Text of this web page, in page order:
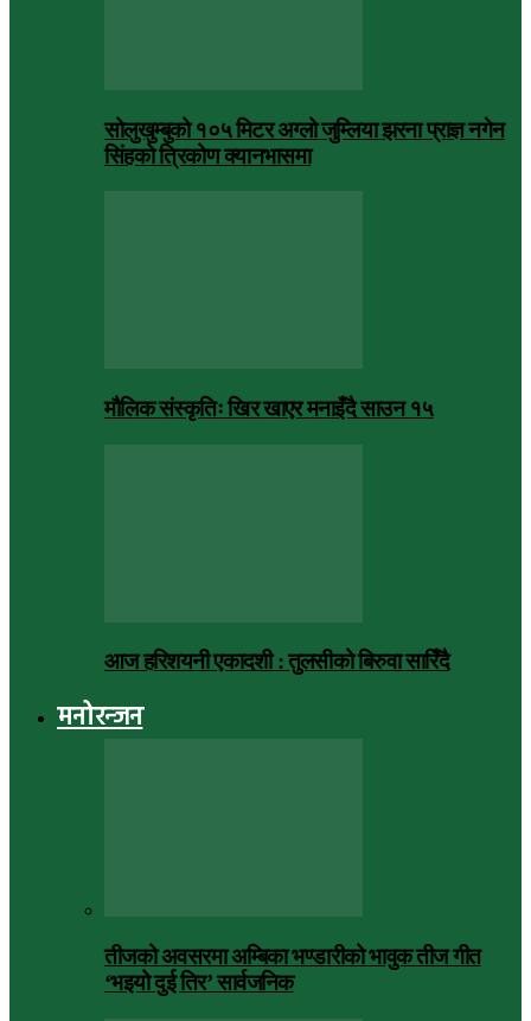
सोलुखुम्बुको १०५ मिटर अग्लो जुम्लिया झरना प्राज्ञ नगेन
सिंहको त्रिकोण क्यानभासमा
मौलिक संस्कृतिः खिर खाएर मनाइँदै साउन १५
आज हरिशयनी एकादशी : तुलसीको बिरुवा सारिँदै
मनोरन्जन
तीजको अवसरमा अम्बिका भण्डारीको भावुक तीज गीत
‘भइयो दुई तिर’ सार्वजनिक